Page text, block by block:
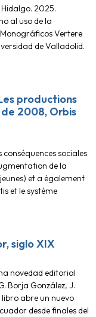
2025.
al uso de la
Vertere
de Valladolid.
productions
2008, Orbis
sociales
de la
et a également
et le système
siglo XIX
novedad editorial
G. Borja González, J.
libro abre un nuevo
desde finales del